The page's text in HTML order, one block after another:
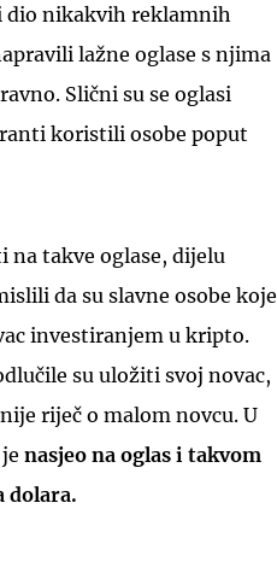
dio nikakvih reklamnih
lažne oglase s njima
Slični su se oglasi
koristili osobe poput
na takve oglase, dijelu
da su slavne osobe koje
investiranjem u kripto.
su uložiti svoj novac,
riječ o malom novcu. U
nasjeo na oglas i takvom
dolara.